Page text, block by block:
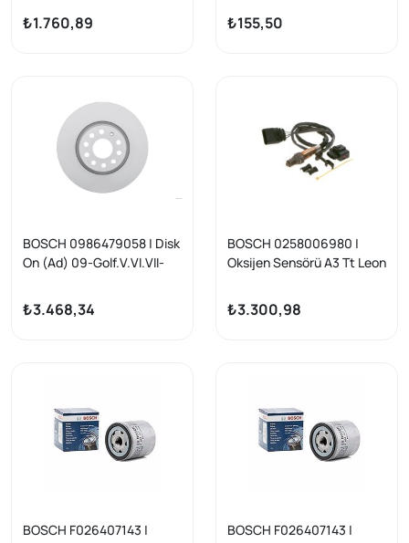
₺1.760,89
1997-2014
₺155,50
BOSCH 0986479058 | Disk
On (Ad) 09-Golf.V.VI.VII-
Leon 1.4-1.6-1.8-2.0
Kaplamalı | 2 Adet
₺3.468,34
BOSCH 0258006980 |
Oksijen Sensörü A3 Tt Leon
1.8 / 2.0 / 3.2
₺3.300,98
BOSCH F026407143 |
BOSCH F026407143 |